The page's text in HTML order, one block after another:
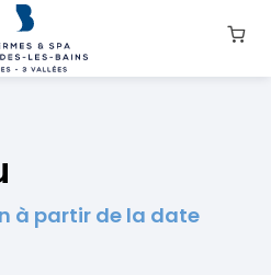
à partir de la date